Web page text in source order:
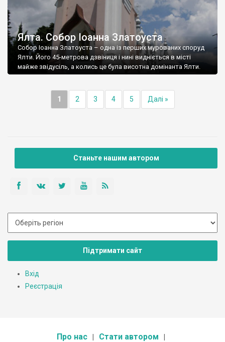
Ялта. Собор Іоанна Златоуста
Собор Іоанна Златоуста – одна із перших мурованих споруд
Ялти. Його 45-метрова дзвіниця і нині видніється в місті
майже звідусіль, а колись це була висотна домінанта Ялти.
1 2 3 4 5 Далі »
Станьте нашим автором
Підтримати сайт
Вхід
Реєстрація
Про нас Стати автором